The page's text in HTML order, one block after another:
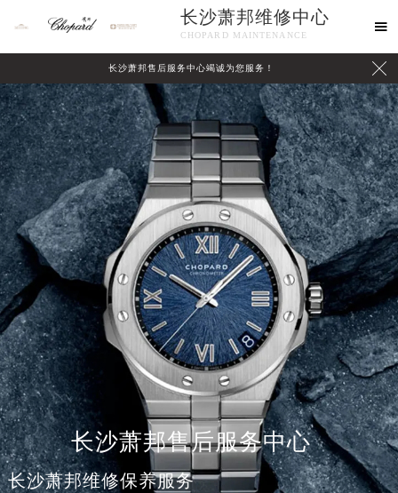
长沙萧邦维修中心
CHOPARD MAINTENANCE

长沙萧邦售后服务中心竭诚为您服务！ 
长沙萧邦售后服务中心
长沙萧邦维修保养服务
心介绍 联系我们